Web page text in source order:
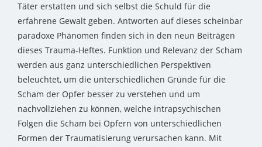
Täter erstatten und sich selbst die Schuld für die
erfahrene Gewalt geben. Antworten auf dieses scheinbar
paradoxe Phänomen finden sich in den neun Beiträgen
dieses Trauma-Heftes. Funktion und Relevanz der Scham
werden aus ganz unterschiedlichen Perspektiven
beleuchtet, um die unterschiedlichen Gründe für die
Scham der Opfer besser zu verstehen und um
nachvollziehen zu können, welche intrapsychischen
Folgen die Scham bei Opfern von unterschiedlichen
Formen der Traumatisierung verursachen kann. Mit